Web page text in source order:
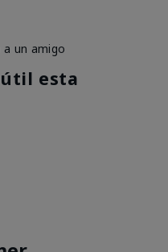
a un amigo
esta